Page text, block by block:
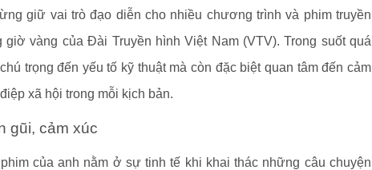
giữ vai trò đạo diễn cho nhiều chương trình và phim truyền
giờ vàng của Đài Truyền hình Việt Nam (VTV). Trong suốt quá
trọng đến yếu tố kỹ thuật mà còn đặc biệt quan tâm đến cảm
xã hội trong mỗi kịch bản.
gũi, cảm xúc
của anh nằm ở sự tinh tế khi khai thác những câu chuyện